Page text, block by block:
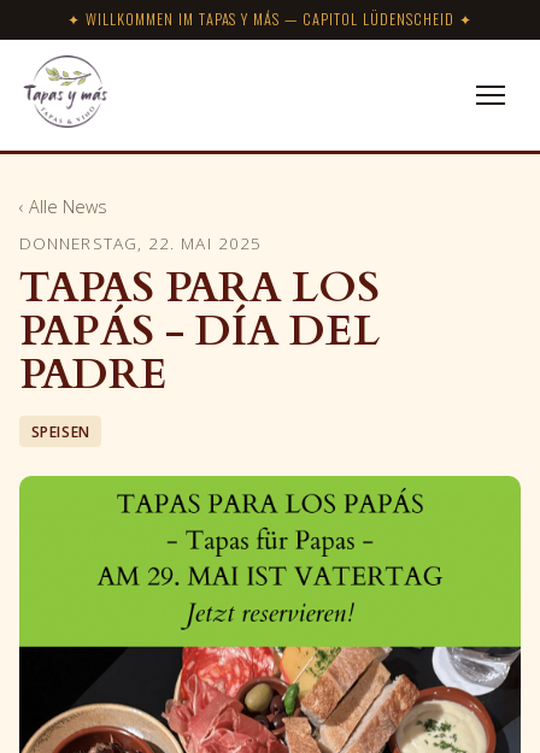
✦ WILLKOMMEN IM TAPAS Y MÁS — CAPITOL LÜDENSCHEID ✦
‹ Alle News
DONNERSTAG, 22. MAI 2025
TAPAS PARA LOS
PAPÁS - DÍA DEL
PADRE
SPEISEN